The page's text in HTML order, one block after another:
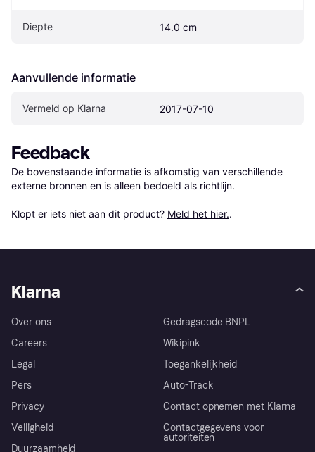
Diepte 14.0 cm
Aanvullende informatie
Vermeld op Klarna 2017-07-10
Feedback
De bovenstaande informatie is afkomstig van verschillende
externe bronnen en is alleen bedoeld als richtlijn.
Klopt er iets niet aan dit product? Meld het hier..
Klarna
Over ons
Careers
Legal
Pers
Privacy
Veiligheid
Duurzaamheid
Gedragscode BNPL
Wikipink
Toegankelijkheid
Auto-Track
Contact opnemen met Klarna
Contactgegevens voor
autoriteiten